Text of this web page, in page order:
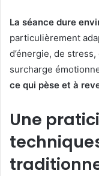
La séance dure
particulièrement
d’énergie, de
surcharge
ce qui pèse et à
Une